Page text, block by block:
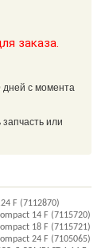
заказа.
дней с момента
или
F (7112870)
14 F (7115720)
18 F (7115721)
24 F (7105065)